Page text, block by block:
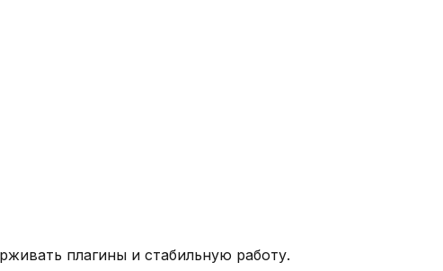
плагины и стабильную работу.